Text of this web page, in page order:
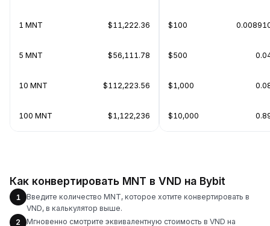
1 MNT $11,222.36
5 MNT $56,111.78
10 MNT $112,223.56
100 MNT $1,122,236
$100
$500
$1,000
$10,000
Как конвертировать MNT в VND на Bybit
1
Введите количество MNT, которое хотите конвертировать в
VND, в калькулятор выше.
2
Мгновенно смотрите эквивалентную стоимость в VND на